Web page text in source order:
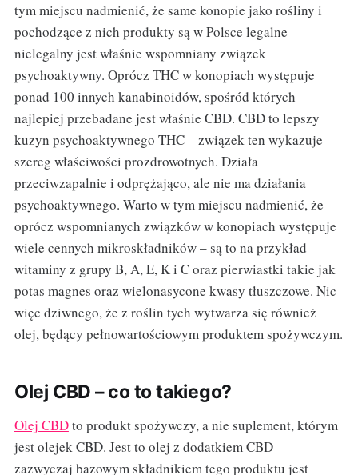
tym miejscu nadmienić, że same konopie jako rośliny i
pochodzące z nich produkty są w Polsce legalne –
nielegalny jest właśnie wspomniany związek
psychoaktywny. Oprócz THC w konopiach występuje
ponad 100 innych kanabinoidów, spośród których
najlepiej przebadane jest właśnie CBD. CBD to lepszy
kuzyn psychoaktywnego THC – związek ten wykazuje
szereg właściwości prozdrowotnych. Działa
przeciwzapalnie i odprężająco, ale nie ma działania
psychoaktywnego. Warto w tym miejscu nadmienić, że
oprócz wspomnianych związków w konopiach występuje
wiele cennych mikroskładników – są to na przykład
witaminy z grupy B, A, E, K i C oraz pierwiastki takie jak
potas magnes oraz wielonasycone kwasy tłuszczowe. Nic
więc dziwnego, że z roślin tych wytwarza się również
olej, będący pełnowartościowym produktem spożywczym.
Olej CBD – co to takiego?
Olej CBDto produkt spożywczy, a nie suplement, którym
jest olejek CBD. Jest to olej z dodatkiem CBD –
zazwyczaj bazowym składnikiem tego produktu jest